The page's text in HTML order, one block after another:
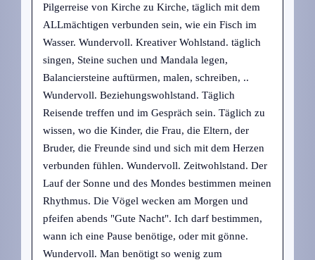
Pilgerreise von Kirche zu Kirche, täglich mit dem
ALLmächtigen verbunden sein, wie ein Fisch im
Wasser. Wundervoll. Kreativer Wohlstand. täglich
singen, Steine suchen und Mandala legen,
Balanciersteine auftürmen, malen, schreiben, ..
Wundervoll. Beziehungswohlstand. Täglich
Reisende treffen und im Gespräch sein. Täglich zu
wissen, wo die Kinder, die Frau, die Eltern, der
Bruder, die Freunde sind und sich mit dem Herzen
verbunden fühlen. Wundervoll. Zeitwohlstand. Der
Lauf der Sonne und des Mondes bestimmen meinen
Rhythmus. Die Vögel wecken am Morgen und
pfeifen abends "Gute Nacht". Ich darf bestimmen,
wann ich eine Pause benötige, oder mit gönne.
Wundervoll. Man benötigt so wenig zum